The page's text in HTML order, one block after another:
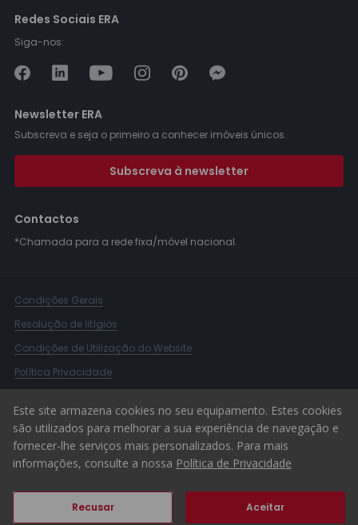
Redes Sociais ERA
Siga-nos:
Newsletter ERA
Subscreva e seja o primeiro a conhecer imóveis únicos.
Subscreva à newsletter
Contactos
*Chamada para a rede fixa/móvel nacional.
Condições Gerais
Resolução de litígios
Condições de Utilização do Website
Política Privacidade
© 2026 ERA Portugal
Este site armazena cookies no seu equipamento. Estes cookies
são utilizados para melhorar a sua experiência de navegação e
fornecer-lhe serviços mais personalizados. Para mais
informações, consulte a nossa Política de Privacidade
Recusar Aceitar